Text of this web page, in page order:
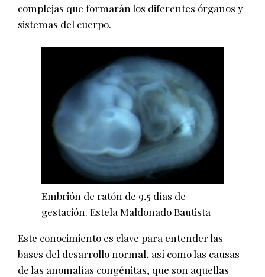
complejas que formarán los diferentes órganos y
sistemas del cuerpo.
Embrión de ratón de 9,5 días de
gestación. Estela Maldonado Bautista
Este conocimiento es clave para entender las
bases del desarrollo normal, así como las causas
de las anomalías congénitas, que son aquellas